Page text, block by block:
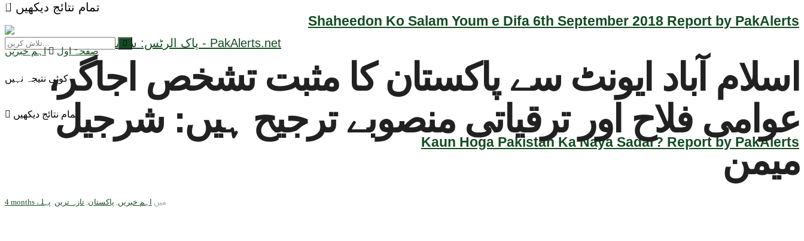
Shaheedon Ko Salam Youm e Difa 6th September 2018 Report by PakAlerts
Kaun Hoga Pakistan Ka Naya Sadar? Report by PakAlerts
تمام نتائج دیکھیں
کوئی نتیجہ نہیں
تمام نتائج دیکھیں
صفحہ اول اہم خبریں
اسلام آباد ایونٹ سے پاکستان کا مثبت تشخص اجاگر،
عوامی فلاح اور ترقیاتی منصوبے ترجیح ہیں: شرجیل
میمن
4 months پہلے میں اہم خبریں پاکستان تازہ ترین